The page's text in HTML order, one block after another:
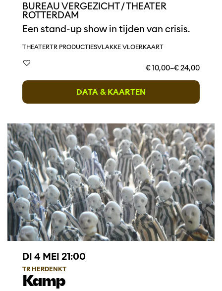
BUREAU VERGEZICHT / THEATER
ROTTERDAM
Een stand-up show in tijden van crisis.
THEATERTR PRODUCTIESVLAKKE VLOERKAART
€ 10,00–€ 24,00
DATA & KAARTEN
Kamp
TR HERDENKT
DI 4 MEI 21:00